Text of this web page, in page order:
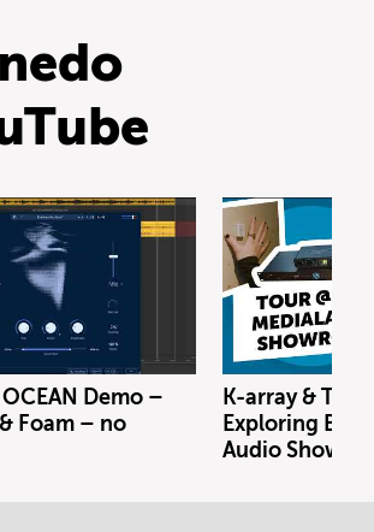
Demo –
Foam – no
K-array &
Exploring
Audio